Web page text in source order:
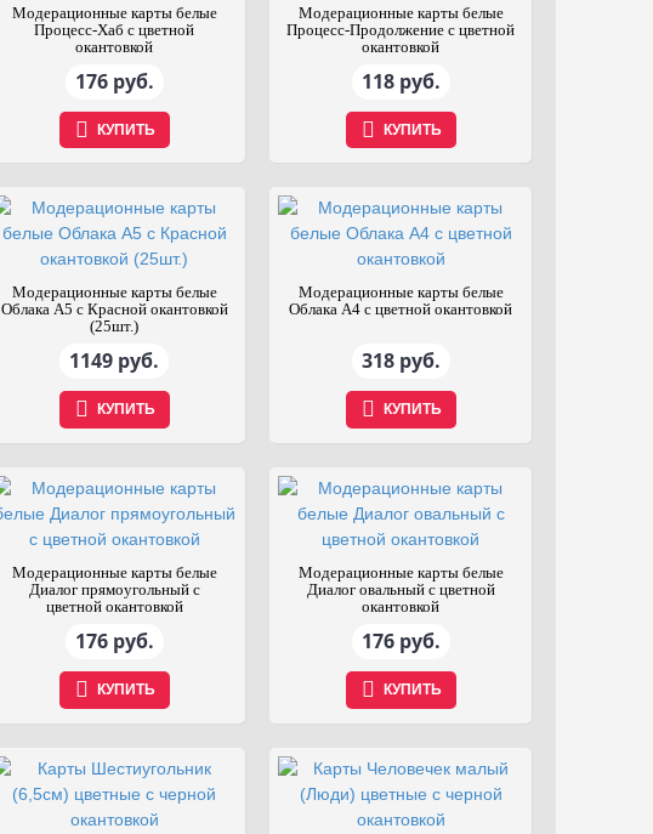
Модерационные карты белые
Процесс-Хаб с цветной
окантовкой
176 руб.
КУПИТЬ
Модерационные карты белые
Процесс-Продолжение с цветной
окантовкой
118 руб.
КУПИТЬ
Модерационные карты белые
Облака А5 с Красной окантовкой
(25шт.)
1149 руб.
КУПИТЬ
Модерационные карты белые
Облака А4 с цветной окантовкой
318 руб.
КУПИТЬ
Модерационные карты белые
Диалог прямоугольный с
цветной окантовкой
176 руб.
КУПИТЬ
Модерационные карты белые
Диалог овальный с цветной
окантовкой
176 руб.
КУПИТЬ